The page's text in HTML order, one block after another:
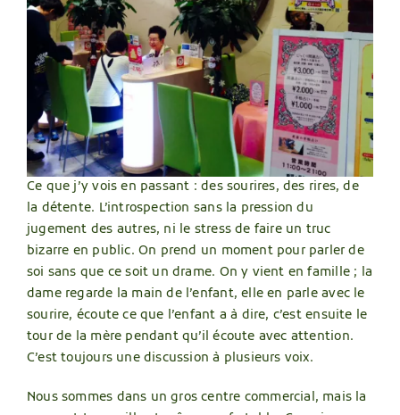
Ce que j’y vois en passant : des sourires, des rires, de
la détente. L’introspection sans la pression du
jugement des autres, ni le stress de faire un truc
bizarre en public. On prend un moment pour parler de
soi sans que ce soit un drame. On y vient en famille ; la
dame regarde la main de l’enfant, elle en parle avec le
sourire, écoute ce que l’enfant a à dire, c’est ensuite le
tour de la mère pendant qu’il écoute avec attention.
C’est toujours une discussion à plusieurs voix.
Nous sommes dans un gros centre commercial, mais la